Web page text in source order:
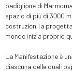
padiglione di
spazio di più di 3000
costruzioni la
mondo inizia proprio
La Manifestazione è
ciascuna delle quali